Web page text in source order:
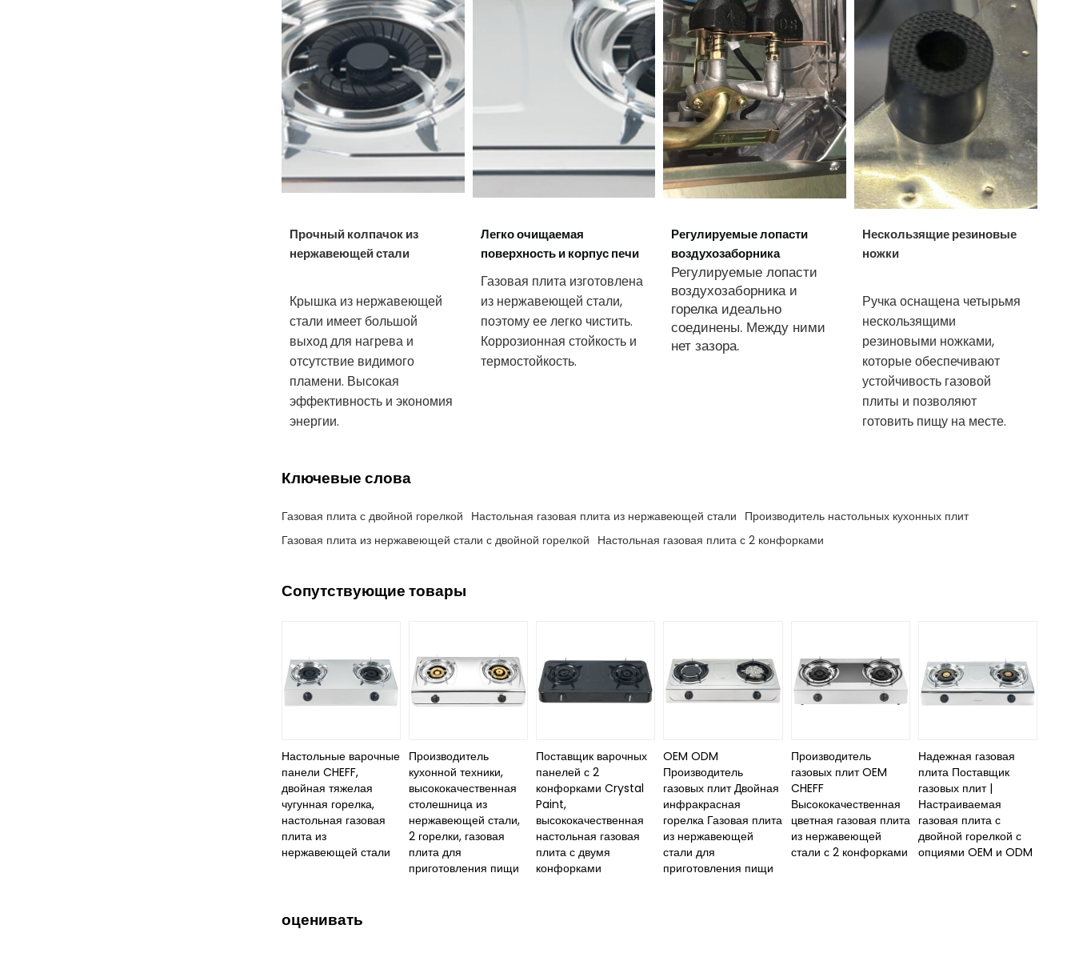
Прочный колпачок из
нержавеющей стали
Крышка из нержавеющей
стали имеет большой
выход для нагрева и
отсутствие видимого
пламени. Высокая
эффективность и экономия
энергии.
Легко очищаемая
поверхность и корпус печи
Газовая плита изготовлена
из нержавеющей стали,
поэтому ее легко чистить.
Коррозионная стойкость и
термостойкость.
Регулируемые лопасти
воздухозаборника
Регулируемые лопасти
воздухозаборника и
горелка идеально
соединены. Между ними
нет зазора.
Нескользящие резиновые
ножки
Ручка оснащена четырьмя
нескользящими
резиновыми ножками,
которые обеспечивают
устойчивость газовой
плиты и позволяют
готовить пищу на месте.
Ключевые слова
Газовая плита с двойной горелкой Настольная газовая плита из нержавеющей стали Производитель настольных кухонных плит
Газовая плита из нержавеющей стали с двойной горелкой Настольная газовая плита с 2 конфорками
Сопутствующие товары
Настольные варочные
панели CHEFF,
двойная тяжелая
чугунная горелка,
настольная газовая
плита из
нержавеющей стали
Производитель
кухонной техники,
высококачественная
столешница из
нержавеющей стали,
2 горелки, газовая
плита для
приготовления пищи
Поставщик варочных
панелей с 2
конфорками Crystal
Paint,
высококачественная
настольная газовая
плита с двумя
конфорками
OEM ODM
Производитель
газовых плит Двойная
инфракрасная
горелка Газовая плита
из нержавеющей
стали для
приготовления пищи
Производитель
газовых плит OEM
CHEFF
Высококачественная
цветная газовая плита
из нержавеющей
стали с 2 конфорками
Надежная газовая
плита Поставщик
газовых плит |
Настраиваемая
газовая плита с
двойной горелкой с
опциями OEM и ODM
оценивать